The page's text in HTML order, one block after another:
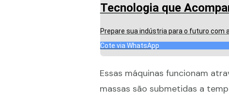
Tecnologia que
Prepare sua indústria para o futuro com
Cote via WhatsApp
Essas máquinas funcionam
massas são submetidas a